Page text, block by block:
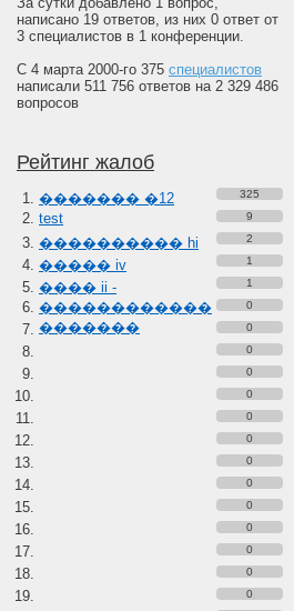
написано 19 ответов, из них 0 ответ от
3 специалистов в 1 конференции.
С 4 марта 2000-го 375 специалистов
написали 511 756 ответов на 2 329 486
вопросов
Рейтинг жалоб
������� �12 325
test 9
���������� hi 2
����� iv 1
���� ii -
������������
�������
1
0
0
0
0
0
0
0
0
0
0
0
0
0
0